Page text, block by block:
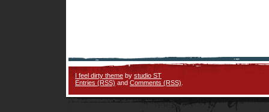
I feel dirty theme by studio ST
Entries (RSS) and Comments (RSS)